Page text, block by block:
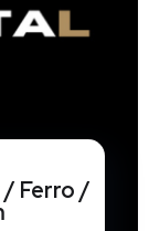
/ Ferro /